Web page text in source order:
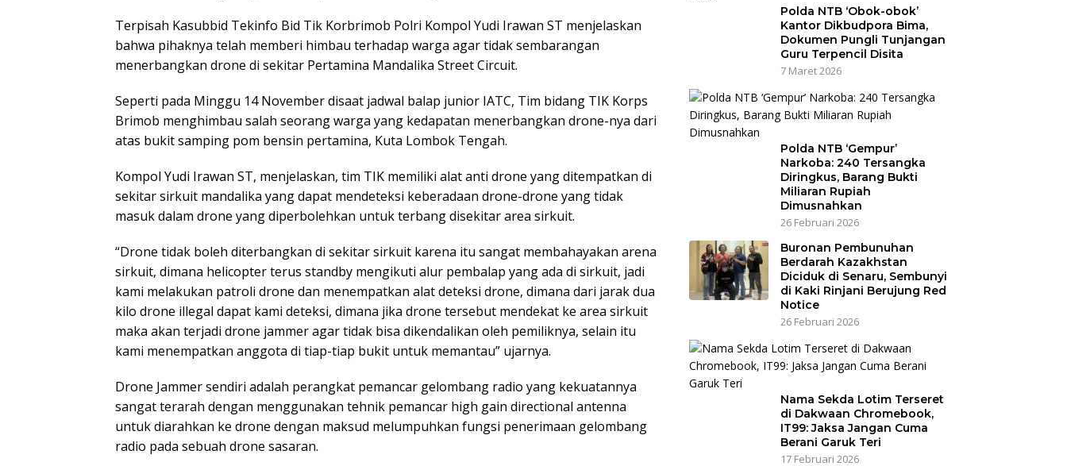
Terpisah Kasubbid Tekinfo Bid Tik Korbrimob Polri Kompol Yudi Irawan ST menjelaskan
bahwa pihaknya telah memberi himbau terhadap warga agar tidak sembarangan
menerbangkan drone di sekitar Pertamina Mandalika Street Circuit.
Seperti pada Minggu 14 November disaat jadwal balap junior IATC, Tim bidang TIK Korps
Brimob menghimbau salah seorang warga yang kedapatan menerbangkan drone-nya dari
atas bukit samping pom bensin pertamina, Kuta Lombok Tengah.
Kompol Yudi Irawan ST, menjelaskan, tim TIK memiliki alat anti drone yang ditempatkan di
sekitar sirkuit mandalika yang dapat mendeteksi keberadaan drone-drone yang tidak
masuk dalam drone yang diperbolehkan untuk terbang disekitar area sirkuit.
“Drone tidak boleh diterbangkan di sekitar sirkuit karena itu sangat membahayakan arena
sirkuit, dimana helicopter terus standby mengikuti alur pembalap yang ada di sirkuit, jadi
kami melakukan patroli drone dan menempatkan alat deteksi drone, dimana dari jarak dua
kilo drone illegal dapat kami deteksi, dimana jika drone tersebut mendekat ke area sirkuit
maka akan terjadi drone jammer agar tidak bisa dikendalikan oleh pemiliknya, selain itu
kami menempatkan anggota di tiap-tiap bukit untuk memantau” ujarnya.
Drone Jammer sendiri adalah perangkat pemancar gelombang radio yang kekuatannya
sangat terarah dengan menggunakan tehnik pemancar high gain directional antenna
untuk diarahkan ke drone dengan maksud melumpuhkan fungsi penerimaan gelombang
radio pada sebuah drone sasaran.
Polda NTB ‘Obok-obok’
Kantor Dikbudpora Bima,
Dokumen Pungli Tunjangan
Guru Terpencil Disita
7 Maret 2026
Polda NTB ‘Gempur’
Narkoba: 240 Tersangka
Diringkus, Barang Bukti
Miliaran Rupiah
Dimusnahkan
26 Februari 2026
Buronan Pembunuhan
Berdarah Kazakhstan
Diciduk di Senaru, Sembunyi
di Kaki Rinjani Berujung Red
Notice
26 Februari 2026
Nama Sekda Lotim Terseret
di Dakwaan Chromebook,
IT99: Jaksa Jangan Cuma
Berani Garuk Teri
17 Februari 2026